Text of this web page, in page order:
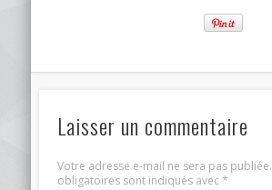
Laisser un commentaire
Votre adresse e-mail ne sera pas publiée.
obligatoires sont indiqués avec*